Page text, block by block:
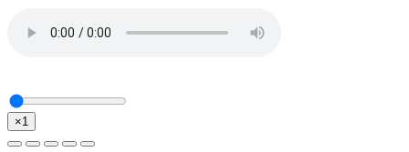
×1